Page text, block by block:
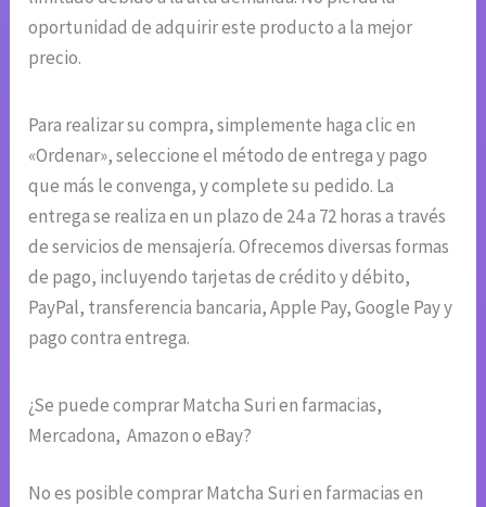
oportunidad de adquirir este producto a la mejor
precio.
Para realizar su compra, simplemente haga clic en
«Ordenar», seleccione el método de entrega y pago
que más le convenga, y complete su pedido. La
entrega se realiza en un plazo de 24 a 72 horas a través
de servicios de mensajería. Ofrecemos diversas formas
de pago, incluyendo tarjetas de crédito y débito,
PayPal, transferencia bancaria, Apple Pay, Google Pay y
pago contra entrega.
¿Se puede comprar Matcha Suri en farmacias,
Mercadona, Amazon o eBay?
No es posible comprar Matcha Suri en farmacias en